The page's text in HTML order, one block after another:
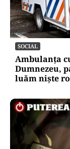
SOCIAL
Ambulanța
Dumnezeu,
luăm niște